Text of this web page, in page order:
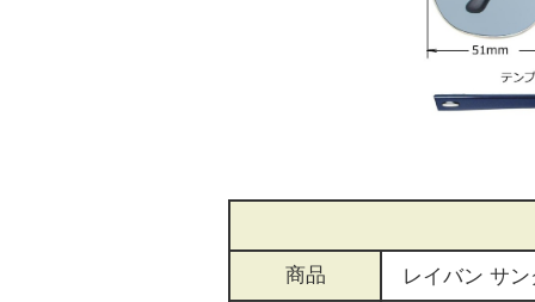
商品 レイバン サン